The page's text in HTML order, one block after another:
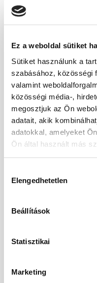
Ez a weboldal sütiket
Sütiket használunk a
szabásához, közösségi
valamint
közösségi média-,
megosztjuk az Ön
adatait, akik
adatokkal, amelyeket
Ön által használt más
kiválasztása
Elengedhetetlen
Beállítások
Statisztikai
Marketing
2026. augusztus
2026. július
2026. június
2026. május
2026. április
2026. március
2026. február
2026. január
2025. szeptember
2025. május